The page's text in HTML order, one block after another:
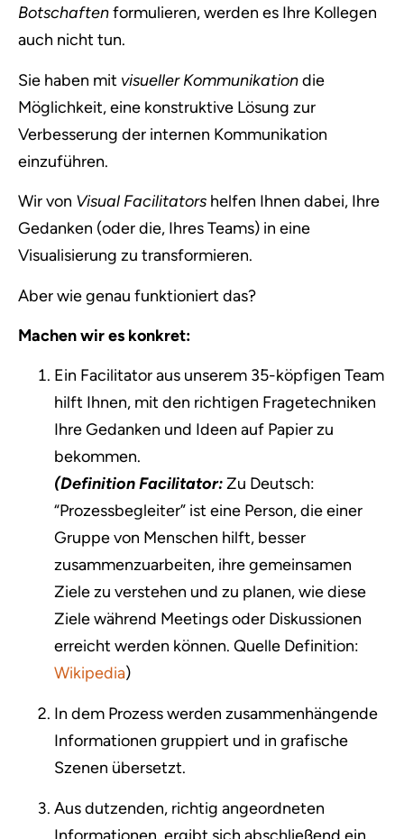
Botschaftenformulieren, werden es Ihre Kollegen
auch nicht tun.
Sie haben mit visueller Kommunikationdie
Möglichkeit, eine konstruktive Lösung zur
Verbesserung der internen Kommunikation
einzuführen.
Wir von Visual Facilitators helfen Ihnen dabei, Ihre
Gedanken (oder die, Ihres Teams) in eine
Visualisierung zu transformieren.
Aber wie genau funktioniert das?
Machen wir es konkret:
Ein Facilitator aus unserem 35-köpfigen Team
hilft Ihnen, mit den richtigen Fragetechniken
Ihre Gedanken und Ideen auf Papier zu
bekommen.
(Definition Facilitator:Zu Deutsch:
“Prozessbegleiter” ist eine Person, die einer
Gruppe von Menschen hilft, besser
zusammenzuarbeiten, ihre gemeinsamen
Ziele zu verstehen und zu planen, wie diese
Ziele während Meetings oder Diskussionen
erreicht werden können. Quelle Definition:
Wikipedia)
In dem Prozess werden zusammenhängende
Informationen gruppiert und in grafische
Szenen übersetzt.
Aus dutzenden, richtig angeordneten